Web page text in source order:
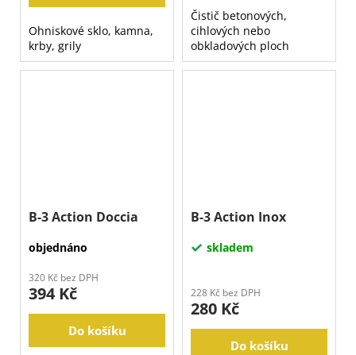
Ohniskové sklo, kamna,
krby, grily
Čistič betonových,
cihlových nebo
obkladových ploch
B-3 Action Doccia
objednáno
320 Kč bez DPH
394 Kč
Do košíku
B-3 Action Inox
skladem
228 Kč bez DPH
280 Kč
Do košíku